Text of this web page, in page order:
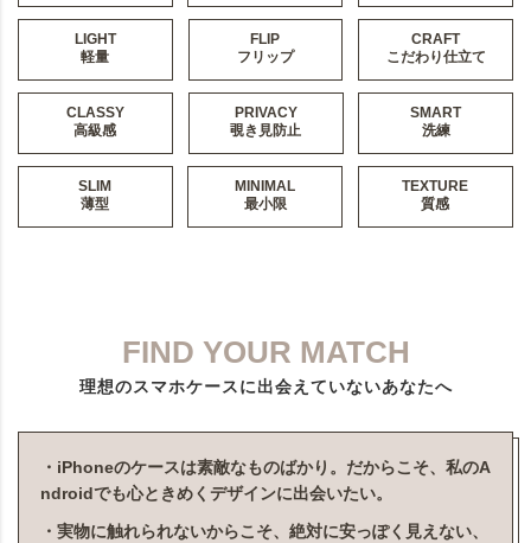
LIGHT
軽量
FLIP
フリップ
CRAFT
こだわり仕立て
CLASSY
高級感
PRIVACY
覗き見防止
SMART
洗練
SLIM
薄型
MINIMAL
最小限
TEXTURE
質感
FIND YOUR MATCH
理想のスマホケースに出会えていないあなたへ
・iPhoneのケースは素敵なものばかり。だからこそ、私のA
ndroidでも心ときめくデザインに出会いたい。
・実物に触れられないからこそ、絶対に安っぽく見えない、